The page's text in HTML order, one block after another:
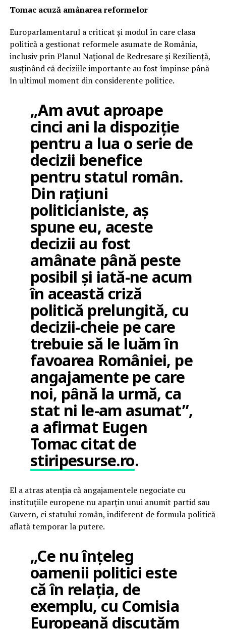
Tomac acuză amânarea reformelor
Europarlamentarul a criticat și modul în care clasa
politică a gestionat reformele asumate de România,
inclusiv prin Planul Național de Redresare și Reziliență,
susținând că deciziile importante au fost împinse până
în ultimul moment din considerente politice.
„Am avut aproape
cinci ani la dispoziție
pentru a lua o serie de
decizii benefice
pentru statul român.
Din rațiuni
politicianiste, aș
spune eu, aceste
decizii au fost
amânate până peste
posibil și iată-ne acum
în această criză
politică prelungită, cu
decizii-cheie pe care
trebuie să le luăm în
favoarea României, pe
angajamente pe care
noi, până la urmă, ca
stat ni le-am asumat”,
a afirmat Eugen
Tomac citat de
stiripesurse.ro.
El a atras atenția că angajamentele negociate cu
instituțiile europene nu aparțin unui anumit partid sau
Guvern, ci statului român, indiferent de formula politică
aflată temporar la putere.
„Ce nu înțeleg
oamenii politici este
că în relația, de
exemplu, cu Comisia
Europeană discutăm